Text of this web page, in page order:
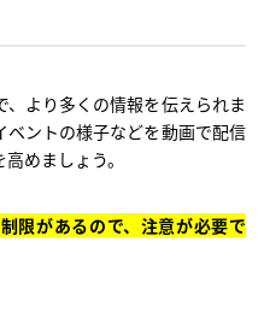
より多くの情報を伝えられま
ントの様子などを動画で配信
めましょう。
限があるので、注意が必要で